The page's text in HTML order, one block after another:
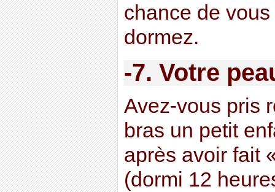
chance de
dormez.
-7. Votre
Avez-vous pris
bras un petit
après avoir fait
(dormi 12